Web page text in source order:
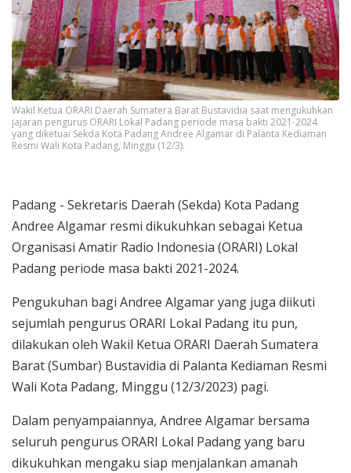
Wakil Ketua ORARI Daerah Sumatera Barat Bustavidia saat mengukuhkan
jajaran pengurus ORARI Lokal Padang periode masa bakti 2021-2024
yang diketuai Sekda Kota Padang Andree Algamar di Palanta Kediaman
Resmi Wali Kota Padang, Minggu (12/3).
Padang - Sekretaris Daerah (Sekda) Kota Padang
Andree Algamar resmi dikukuhkan sebagai Ketua
Organisasi Amatir Radio Indonesia (ORARI) Lokal
Padang periode masa bakti 2021-2024.
Pengukuhan bagi Andree Algamar yang juga diikuti
sejumlah pengurus ORARI Lokal Padang itu pun,
dilakukan oleh Wakil Ketua ORARI Daerah Sumatera
Barat (Sumbar) Bustavidia di Palanta Kediaman Resmi
Wali Kota Padang, Minggu (12/3/2023) pagi.
Dalam penyampaiannya, Andree Algamar bersama
seluruh pengurus ORARI Lokal Padang yang baru
dikukuhkan mengaku siap menjalankan amanah